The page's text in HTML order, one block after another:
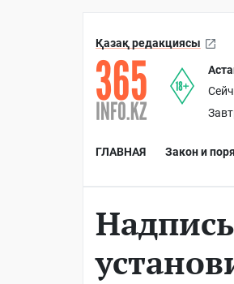
Қазақ редакциясы
ГЛАВНАЯ Закон и